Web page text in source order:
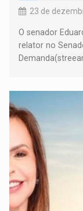
23 de
O senador
relator no